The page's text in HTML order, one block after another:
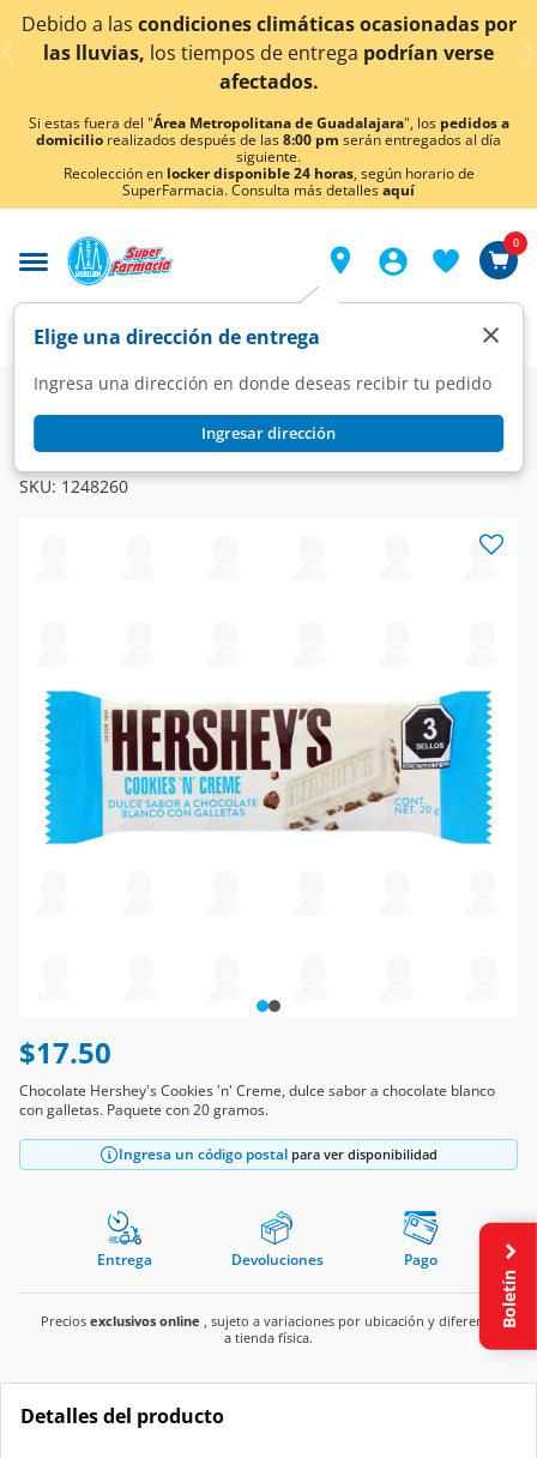
< div class="carousel-inner">
climáticas ocasionadas por
de entregapodrían verse
¡Ahora también en
Si estas fuera del "Área Metropolitana de Guadalajara", los pedidos a
domicilio realizados después de las8:00 pm serán entregados al día
siguiente.
Recolección en locker disponible 24 horas, según horario de
SuperFarmacia. Consulta más detallesaquí
Elige una dirección de entrega
Ingresa una dirección en donde deseas recibir tu pedido
Ingresar dirección
×
0
Super Alimentos Dulcería Chocolates
Chocolate Hershey's Cookies 'n' Creme, 20 gr.
SKU: 1248260
$17.50
Chocolate Hershey's Cookies 'n' Creme, dulce sabor a chocolate blanco
con galletas. Paquete con 20 gramos.
Ingresa un código postal para ver disponibilidad
Entrega Devoluciones Pago
Precios exclusivos online , sujeto a variaciones por ubicación y diferente
a tienda física.
Detalles del producto
Boletín